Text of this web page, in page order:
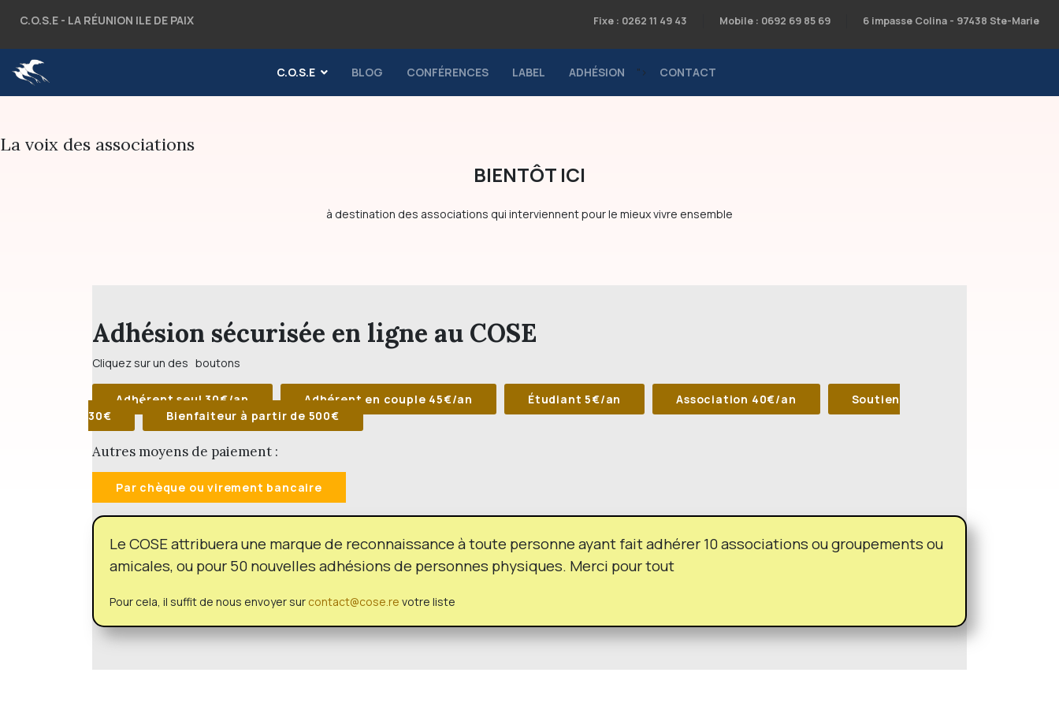
C.O.S.E - LA RÉUNION ILE DE PAIX Fixe : 0262 11 49 43 Mobile : 0692 69 85 69 6 impasse Colina - 97438 Ste-Marie
C.O.S.E BLOG CONFÉRENCES LABEL ADHÉSION "> CONTACT
La voix des associations
BIENTÔT ICI
à destination des associations qui interviennent pour le mieux vivre ensemble
Adhésion sécurisée en ligne au COSE
Cliquez sur un des boutons
Adhérent seul 30€/an Adhérent en couple 45€/an Étudiant 5€/an Association 40€/an
Soutien
30€
Bienfaiteur à partir de 500€
Autres moyens de paiement :
Par chèque ou virement bancaire
Le COSE attribuera une marque de reconnaissance à toute personne ayant fait adhérer 10 associations ou groupements ou
amicales, ou pour 50 nouvelles adhésions de personnes physiques. Merci pour tout
Pour cela, il suffit de nous envoyer sur contact@cose.re votre liste